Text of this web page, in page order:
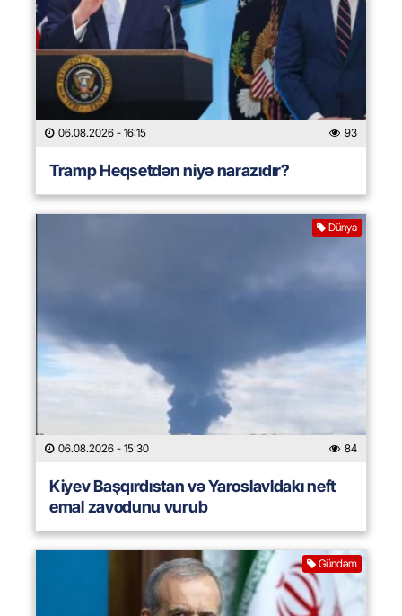
06.08.2026 - 16:15 93
Tramp Heqsetdən niyə narazıdır?
Dünya
06.08.2026 - 15:30 84
Kiyev Başqırdıstan və Yaroslavldakı neft
emal zavodunu vurub
Gündəm